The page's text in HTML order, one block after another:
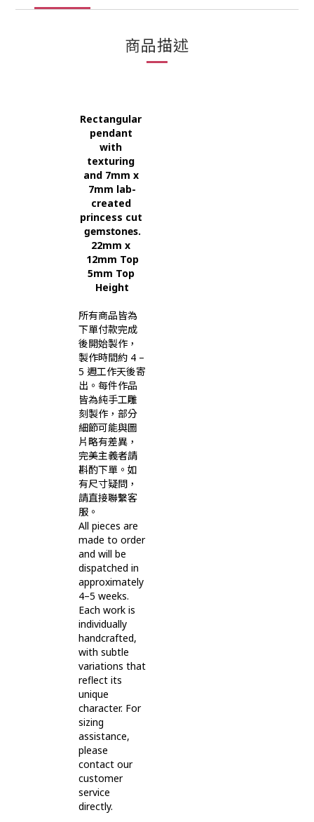
商品描述
Rectangular
pendant
with
texturing
and 7mm x
7mm lab-
created
gemstones.
22mm x
12mm Top
5mm Top
Height
所有商品皆為
下單付款完成
後開始製作，
製作時間約 4 –
5 週工作天後寄
出。每件作品
皆為純手工雕
刻製作，部分
細節可能與圖
片略有差異，
完美主義者請
斟酌下單。如
有尺寸疑問，
請直接聯繫客
服。
All pieces are
made to order
and will be
dispatched in
approximately
4–5 weeks.
Each work is
individually
handcrafted,
with subtle
variations that
reflect its
unique
character. For
sizing
assistance,
please
contact our
customer
service
directly.